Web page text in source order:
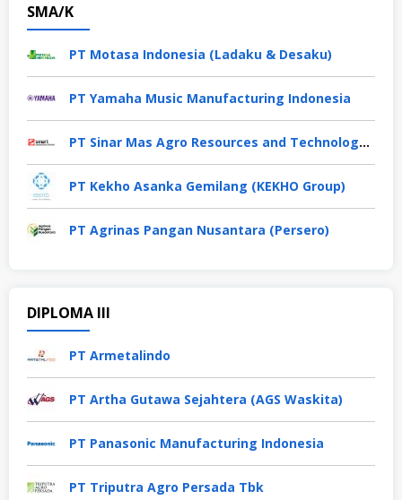
SMA/K
PT Motasa Indonesia (Ladaku & Desaku)
PT Yamaha Music Manufacturing Indonesia
PT Sinar Mas Agro Resources and Technology Tbk
PT Kekho Asanka Gemilang (KEKHO Group)
PT Agrinas Pangan Nusantara (Persero)
DIPLOMA III
PT Armetalindo
PT Artha Gutawa Sejahtera (AGS Waskita)
PT Panasonic Manufacturing Indonesia
PT Triputra Agro Persada Tbk